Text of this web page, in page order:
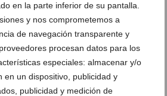
en la parte inferior de su pantalla.
y nos comprometemos a
de navegación transparente y
procesan datos para los
especiales: almacenar y/o
en un dispositivo, publicidad y
publicidad y medición de